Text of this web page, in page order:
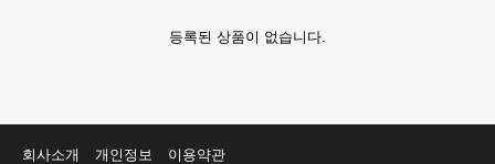
등록된 상품이 없습니다.
회사소개 개인정보 이용약관